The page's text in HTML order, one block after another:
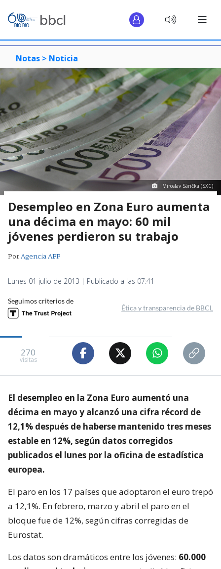
Notas > Noticia
Miroslav Sárička (SXC)
Desempleo en Zona Euro aumenta
una décima en mayo: 60 mil
jóvenes perdieron su trabajo
PorAgencia AFP
Lunes 01 julio de 2013 | Publicado a las 07:41
Seguimos criterios de
Ética y transparencia de BBCL
270
visitas
El desempleo en la Zona Euro aumentó una
décima en mayo y alcanzó una cifra récord de
12,1% después de haberse mantenido tres meses
estable en 12%, según datos corregidos
publicados el lunes por la oficina de estadística
europea.
El paro en los 17 países que adoptaron el euro trepó
a 12,1%. En febrero, marzo y abril el paro en el
bloque fue de 12%, según cifras corregidas de
Eurostat.
Los datos son dramáticos entre los jóvenes: 60.000